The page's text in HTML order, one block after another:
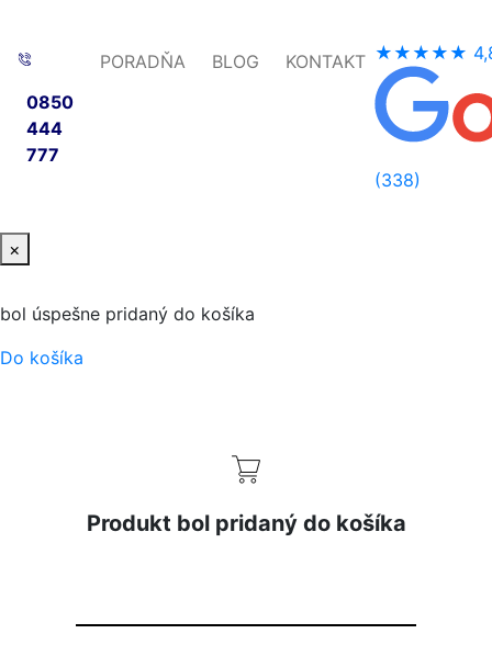
0850
444
777
PORADŇA BLOG KONTAKT ★★★★★
(338)
×
bol úspešne pridaný do košíka
Do košíka
Produkt bol pridaný do košíka